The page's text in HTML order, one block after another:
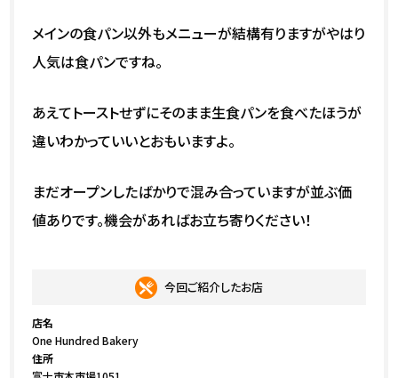
メインの食パン以外もメニューが結構有りますがやはり
人気は食パンですね。
あえてトーストせずにそのまま生食パンを食べたほうが
違いわかっていいとおもいますよ。
まだオープンしたばかりで混み合っていますが並ぶ価
値ありです。機会があればお立ち寄りください！
今回ご紹介したお店
店名
One Hundred Bakery
住所